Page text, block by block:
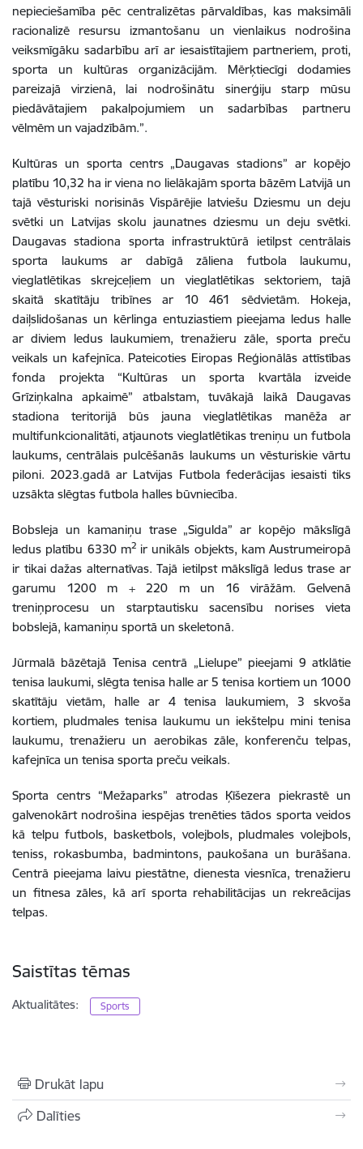
nepieciešamība pēc centralizētas pārvaldības, kas maksimāli
racionalizē resursu izmantošanu un vienlaikus nodrošina
veiksmīgāku sadarbību arī ar iesaistītajiem partneriem, proti,
sporta un kultūras organizācijām. Mērķtiecīgi dodamies
pareizajā virzienā, lai nodrošinātu sinerģiju starp mūsu
piedāvātajiem pakalpojumiem un sadarbības partneru
vēlmēm un vajadzībām.”.
Kultūras un sporta centrs „Daugavas stadions” ar kopējo
platību 10,32 ha ir viena no lielākajām sporta bāzēm Latvijā un
tajā vēsturiski norisinās Vispārējie latviešu Dziesmu un deju
svētki un Latvijas skolu jaunatnes dziesmu un deju svētki.
Daugavas stadiona sporta infrastruktūrā ietilpst centrālais
sporta laukums ar dabīgā zāliena futbola laukumu,
vieglatlētikas skrejceļiem un vieglatlētikas sektoriem, tajā
skaitā skatītāju tribīnes ar 10 461 sēdvietām. Hokeja,
daiļslidošanas un kērlinga entuziastiem pieejama ledus halle
ar diviem ledus laukumiem, trenažieru zāle, sporta preču
veikals un kafejnīca. Pateicoties Eiropas Reģionālās attīstības
fonda projekta “Kultūras un sporta kvartāla izveide
Grīziņkalna apkaimē” atbalstam, tuvākajā laikā Daugavas
stadiona teritorijā būs jauna vieglatlētikas manēža ar
multifunkcionalitāti, atjaunots vieglatlētikas treniņu un futbola
laukums, centrālais pulcēšanās laukums un vēsturiskie vārtu
piloni. 2023.gadā ar Latvijas Futbola federācijas iesaisti tiks
uzsākta slēgtas futbola halles būvniecība.
Bobsleja un kamaniņu trase „Sigulda” ar kopējo mākslīgā
ledus platību 6330 m2ir unikāls objekts, kam Austrumeiropā
ir tikai dažas alternatīvas. Tajā ietilpst mākslīgā ledus trase ar
garumu 1200 m + 220 m un 16 virāžām. Gelvenā
treniņprocesu un starptautisku sacensību norises vieta
bobslejā, kamaniņu sportā un skeletonā.
Jūrmalā bāzētajā Tenisa centrā „Lielupe” pieejami 9 atklātie
tenisa laukumi, slēgta tenisa halle ar 5 tenisa kortiem un 1000
skatītāju vietām, halle ar 4 tenisa laukumiem, 3 skvoša
kortiem, pludmales tenisa laukumu un iekštelpu mini tenisa
laukumu, trenažieru un aerobikas zāle, konferenču telpas,
kafejnīca un tenisa sporta preču veikals.
Sporta centrs “Mežaparks” atrodas Ķīšezera piekrastē un
galvenokārt nodrošina iespējas trenēties tādos sporta veidos
kā telpu futbols, basketbols, volejbols, pludmales volejbols,
teniss, rokasbumba, badmintons, paukošana un burāšana.
Centrā pieejama laivu piestātne, dienesta viesnīca, trenažieru
un fitnesa zāles, kā arī sporta rehabilitācijas un rekreācijas
telpas.
Saistītas tēmas
Aktualitātes: Sports
Drukāt lapu
Dalīties